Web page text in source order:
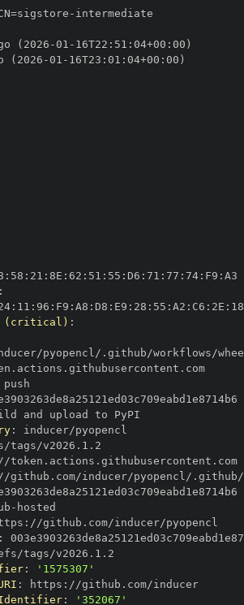
-
(2026 -01 - 16T22 : 51 : 04+00 :
(2026 -01 - 16T23 : 01 : 04+00 :
: 58 : 21 : 8E : 62 : 51 : 55 : D6 : 71 : 77 : 74: F9 :
: 11 : 96 : F9 : A8 : D8 : E9 : 28 : 55 : A2 : C6 : 2E : 18
(critical) :
//token.actions.githubusercontent.com
:
//token.actions.githubusercontent.com
-
:
:
:
'1575307'
: https :
//github.com/inducer
Identifier: '352067'